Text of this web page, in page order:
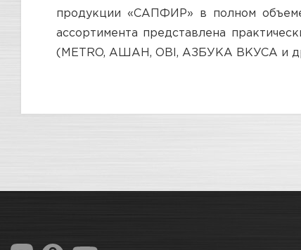
продукции «САПФИР» в полном
ассортимента представлена
(METRO, АШАН, OBI, АЗБУКА ВКУСА и